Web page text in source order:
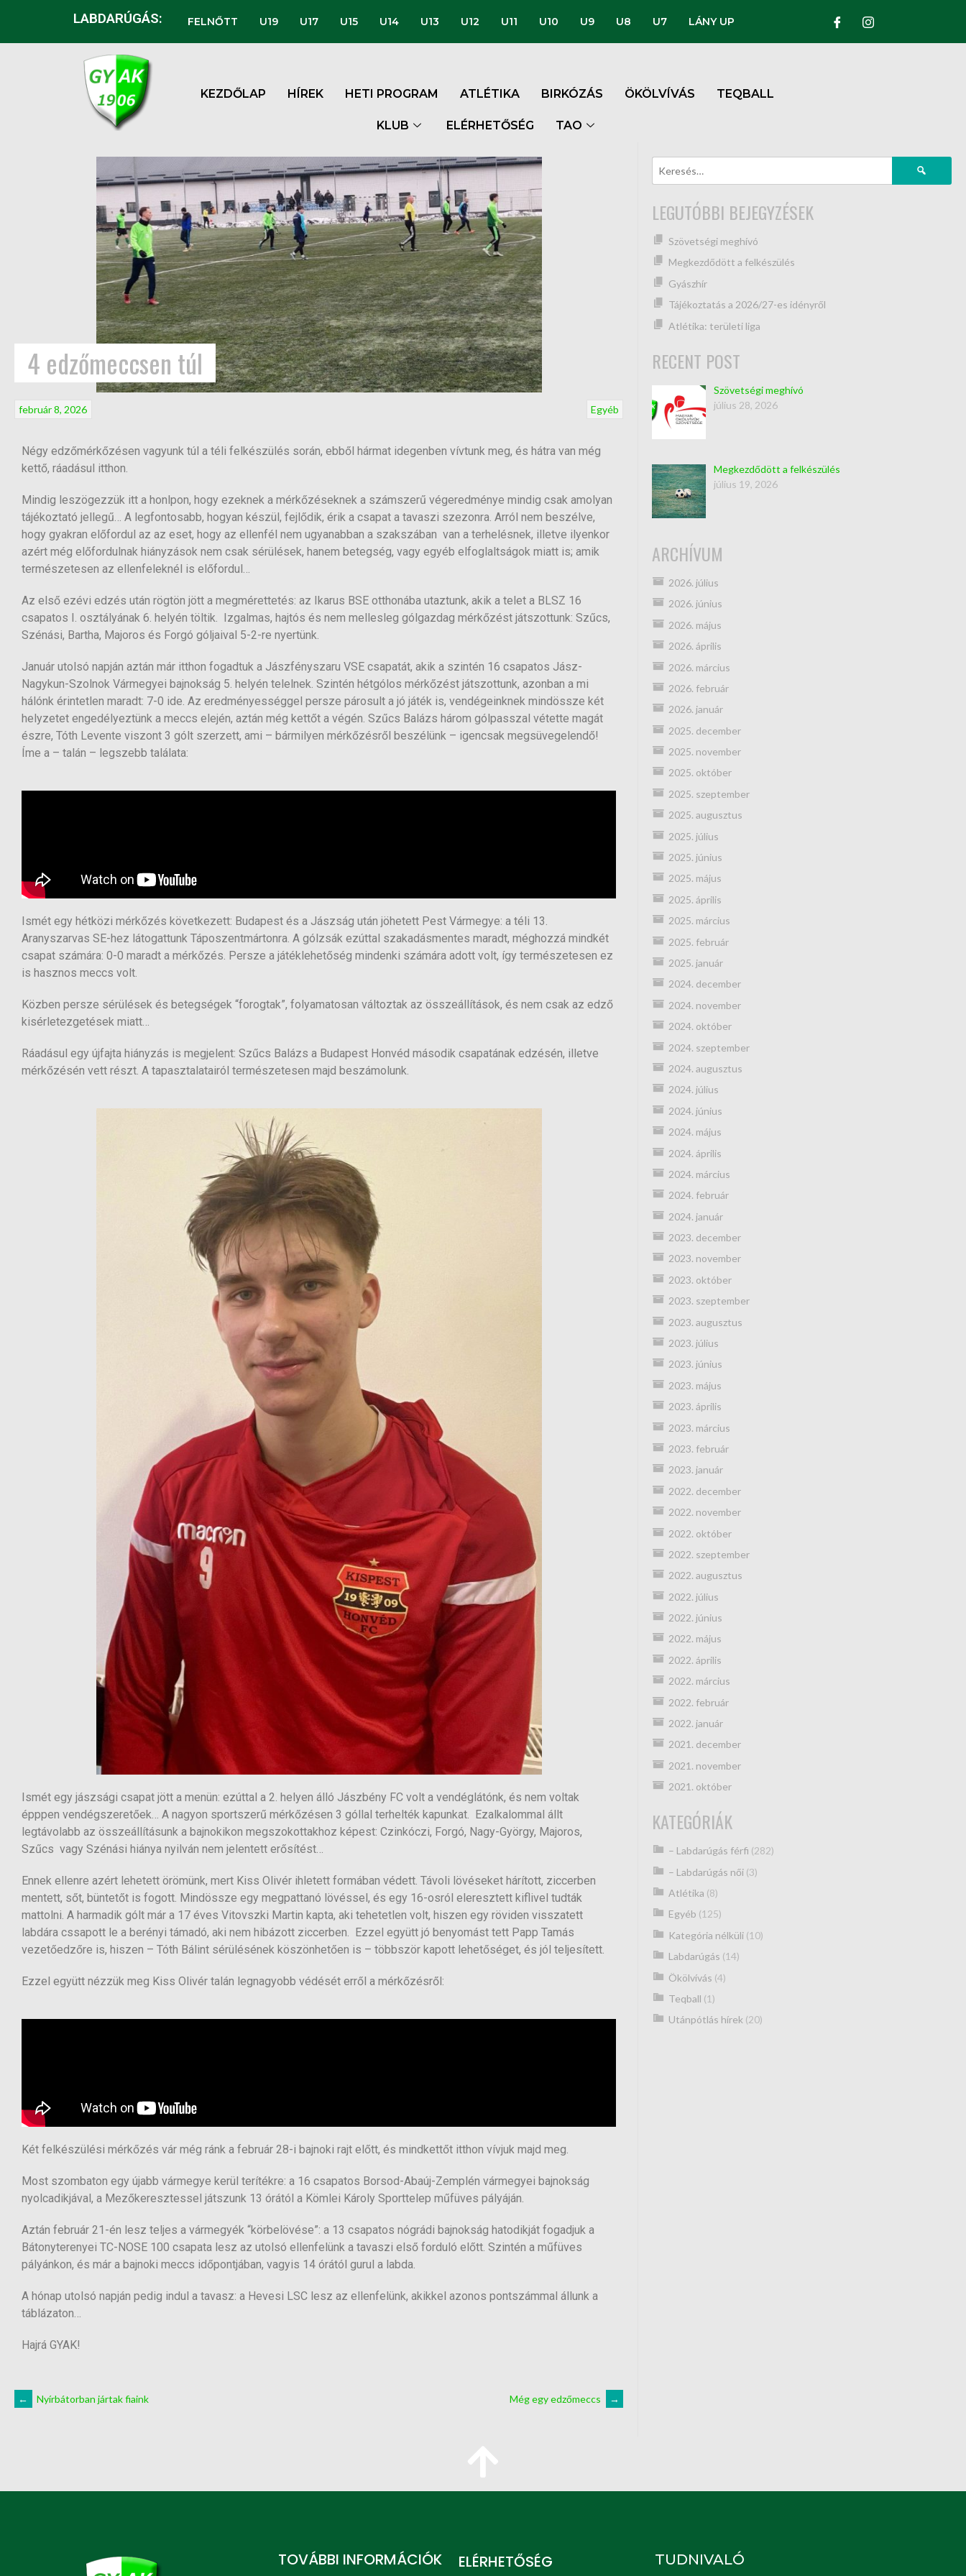
LABDARÚGÁS: FELNŐTT U19 U17 U15 U14 U13 U12 U11 U10 U9 U8 U7 LÁNY UP
KEZDŐLAP HÍREK HETI PROGRAM ATLÉTIKA BIRKÓZÁS ÖKÖLVÍVÁS TEQBALL
KLUB ELÉRHETŐSÉG TAO
4 edzőmeccsen túl
Egyéb
február 8, 2026
Négy edzőmérkőzésen vagyunk túl a téli felkészülés során, ebből hármat idegenben vívtunk meg, és hátra van még
kettő, ráadásul itthon.
Mindig leszögezzük itt a honlpon, hogy ezeknek a mérkőzéseknek a számszerű végeredménye mindig csak amolyan
tájékoztató jellegű… A legfontosabb, hogyan készül, fejlődik, érik a csapat a tavaszi szezonra. Arról nem beszélve,
hogy gyakran előfordul az az eset, hogy az ellenfél nem ugyanabban a szakszában van a terhelésnek, illetve ilyenkor
azért még előfordulnak hiányzások nem csak sérülések, hanem betegség, vagy egyéb elfoglaltságok miatt is; amik
természetesen az ellenfeleknél is előfordul…
Az első ezévi edzés után rögtön jött a megmérettetés: az Ikarus BSE otthonába utaztunk, akik a telet a BLSZ 16
csapatos I. osztályának 6. helyén töltik. Izgalmas, hajtós és nem mellesleg gólgazdag mérkőzést játszottunk: Szűcs,
Szénási, Bartha, Majoros és Forgó góljaival 5-2-re nyertünk.
Január utolsó napján aztán már itthon fogadtuk a Jászfényszaru VSE csapatát, akik a szintén 16 csapatos Jász-
Nagykun-Szolnok Vármegyei bajnokság 5. helyén telelnek. Szintén hétgólos mérkőzést játszottunk, azonban a mi
hálónk érintetlen maradt: 7-0 ide. Az eredményességgel persze párosult a jó játék is, vendégeinknek mindössze két
helyzetet engedélyeztünk a meccs elején, aztán még kettőt a végén. Szűcs Balázs három gólpasszal vétette magát
észre, Tóth Levente viszont 3 gólt szerzett, ami – bármilyen mérkőzésről beszélünk – igencsak megsüvegelendő!
Íme a – talán – legszebb találata:
Ismét egy hétközi mérkőzés következett: Budapest és a Jászság után jöhetett Pest Vármegye: a téli 13.
Aranyszarvas SE-hez látogattunk Táposzentmártonra. A gólzsák ezúttal szakadásmentes maradt, méghozzá mindkét
csapat számára: 0-0 maradt a mérkőzés. Persze a játéklehetőség mindenki számára adott volt, így természetesen ez
is hasznos meccs volt.
Közben persze sérülések és betegségek “forogtak”, folyamatosan változtak az összeállítások, és nem csak az edző
kisérletezgetések miatt…
Ráadásul egy újfajta hiányzás is megjelent: Szűcs Balázs a Budapest Honvéd második csapatának edzésén, illetve
mérkőzésén vett részt. A tapasztalatairól természetesen majd beszámolunk.
Ismét egy jászsági csapat jött a menün: ezúttal a 2. helyen álló Jászbény FC volt a vendéglátónk, és nem voltak
épppen vendégszeretőek… A nagyon sportszerű mérkőzésen 3 góllal terhelték kapunkat. Ezalkalommal állt
legtávolabb az összeállításunk a bajnokikon megszokottakhoz képest: Czinkóczi, Forgó, Nagy-György, Majoros,
Szűcs vagy Szénási hiánya nyilván nem jelentett erősítést…
Ennek ellenre azért lehetett örömünk, mert Kiss Olivér ihletett formában védett. Távoli lövéseket hárított, ziccerben
mentett, sőt, büntetőt is fogott. Mindössze egy megpattanó lövéssel, és egy 16-osról eleresztett kiflivel tudták
mattolni. A harmadik gólt már a 17 éves Vitovszki Martin kapta, aki tehetetlen volt, hiszen egy röviden visszatett
labdára cssapott le a berényi támadó, aki nem hibázott ziccerben. Ezzel együtt jó benyomást tett Papp Tamás
vezetőedzőre is, hiszen – Tóth Bálint sérülésének köszönhetően is – többször kapott lehetőséget, és jól teljesített.
Ezzel együtt nézzük meg Kiss Olivér talán legnagyobb védését erről a mérkőzésről:
Két felkészülési mérkőzés vár még ránk a február 28-i bajnoki rajt előtt, és mindkettőt itthon vívjuk majd meg.
Most szombaton egy újabb vármegye kerül terítékre: a 16 csapatos Borsod-Abaúj-Zemplén vármegyei bajnokság
nyolcadikjával, a Mezőkeresztessel játszunk 13 órától a Kömlei Károly Sporttelep műfüves pályáján.
Aztán február 21-én lesz teljes a vármegyék “körbelövése”: a 13 csapatos nógrádi bajnokság hatodikját fogadjuk a
Bátonyterenyei TC-NOSE 100 csapata lesz az utolsó ellenfelünk a tavaszi első forduló előtt. Szintén a műfüves
pályánkon, és már a bajnoki meccs időpontjában, vagyis 14 órától gurul a labda.
A hónap utolsó napján pedig indul a tavasz: a Hevesi LSC lesz az ellenfelünk, akikkel azonos pontszámmal állunk a
táblázaton…
Hajrá GYAK!
← Nyírbátorban jártak fiaink Még egy edzőmeccs →
LEGUTÓBBI BEJEGYZÉSEK
Szövetségi meghívó
Megkezdődött a felkészülés
Gyászhír
Tájékoztatás a 2026/27-es idényről
Atlétika: területi liga
RECENT POST
Szövetségi meghívó
július 28, 2026
Megkezdődött a felkészülés
július 19, 2026
ARCHÍVUM
2026. július
2026. június
2026. május
2026. április
2026. március
2026. február
2026. január
2025. december
2025. november
2025. október
2025. szeptember
2025. augusztus
2025. július
2025. június
2025. május
2025. április
2025. március
2025. február
2025. január
2024. december
2024. november
2024. október
2024. szeptember
2024. augusztus
2024. július
2024. június
2024. május
2024. április
2024. március
2024. február
2024. január
2023. december
2023. november
2023. október
2023. szeptember
2023. augusztus
2023. július
2023. június
2023. május
2023. április
2023. március
2023. február
2023. január
2022. december
2022. november
2022. október
2022. szeptember
2022. augusztus
2022. július
2022. június
2022. május
2022. április
2022. március
2022. február
2022. január
2021. december
2021. november
2021. október
KATEGÓRIÁK
– Labdarúgás férfi (282)
– Labdarúgás női(3)
Atlétika (8)
Egyéb (125)
Kategória nélküli(10)
Labdarúgás (14)
Ökölvívás (4)
Teqball (1)
Utánpótlás hírek (20)
TOVÁBBI INFORMÁCIÓK ELÉRHETŐSÉG TUDNIVALÓ